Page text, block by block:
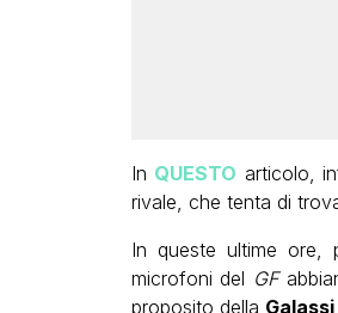
In QUESTO articolo,
rivale, che tenta di
In queste ultime ore,
microfoni del GF
proposito della Galassi